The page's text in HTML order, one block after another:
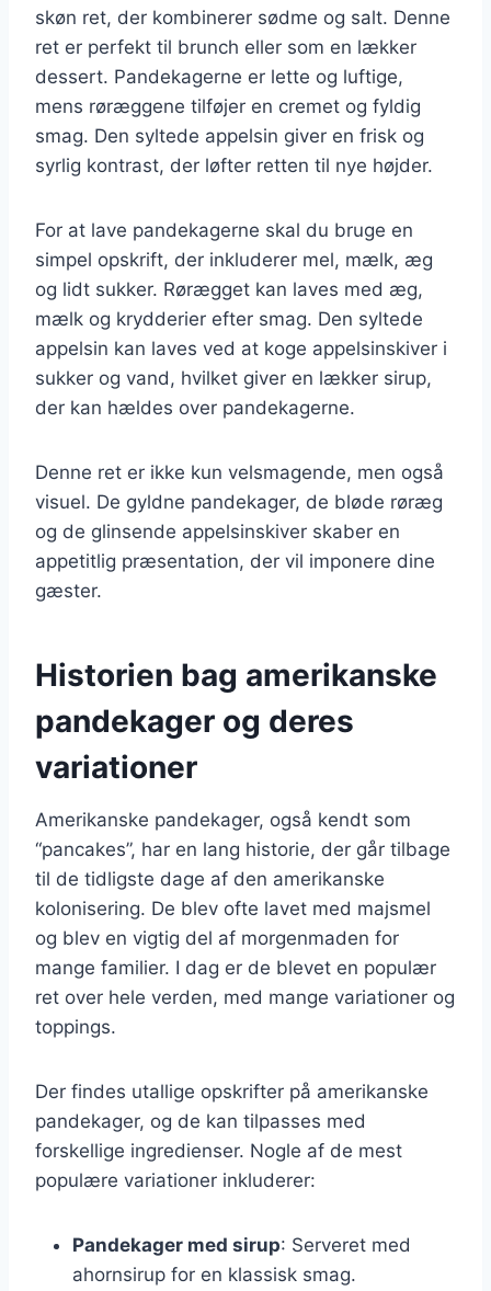
skøn ret, der kombinerer sødme og salt. Denne
ret er perfekt til brunch eller som en lækker
dessert. Pandekagerne er lette og luftige,
mens røræggene tilføjer en cremet og fyldig
smag. Den syltede appelsin giver en frisk og
syrlig kontrast, der løfter retten til nye højder.
For at lave pandekagerne skal du bruge en
simpel opskrift, der inkluderer mel, mælk, æg
og lidt sukker. Rørægget kan laves med æg,
mælk og krydderier efter smag. Den syltede
appelsin kan laves ved at koge appelsinskiver i
sukker og vand, hvilket giver en lækker sirup,
der kan hældes over pandekagerne.
Denne ret er ikke kun velsmagende, men også
visuel. De gyldne pandekager, de bløde røræg
og de glinsende appelsinskiver skaber en
appetitlig præsentation, der vil imponere dine
gæster.
Historien bag amerikanske
pandekager og deres
variationer
Amerikanske pandekager, også kendt som
“pancakes”, har en lang historie, der går tilbage
til de tidligste dage af den amerikanske
kolonisering. De blev ofte lavet med majsmel
og blev en vigtig del af morgenmaden for
mange familier. I dag er de blevet en populær
ret over hele verden, med mange variationer og
toppings.
Der findes utallige opskrifter på amerikanske
pandekager, og de kan tilpasses med
forskellige ingredienser. Nogle af de mest
populære variationer inkluderer:
Pandekager med sirup: Serveret med
ahornsirup for en klassisk smag.